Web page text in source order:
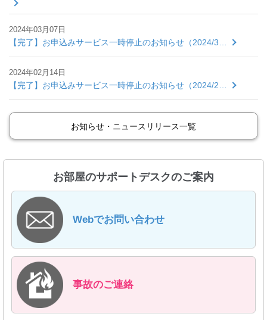
2024年03月07日
【完了】お申込みサービス一時停止のお知らせ（2024/3…
2024年02月14日
【完了】お申込みサービス一時停止のお知らせ（2024/2…
お知らせ・ニュースリリース一覧
お部屋のサポートデスクのご案内
Webでお問い合わせ
事故のご連絡